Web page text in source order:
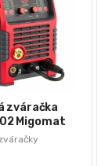
zváračka
Migomat
TIG LIFT,